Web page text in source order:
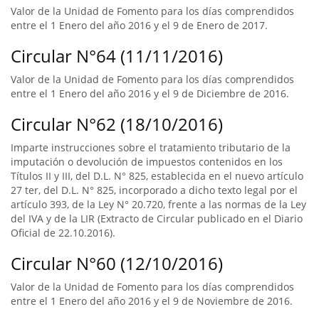
Valor de la Unidad de Fomento para los días comprendidos
entre el 1 Enero del año 2016 y el 9 de Enero de 2017.
Circular N°64 (11/11/2016)
Valor de la Unidad de Fomento para los días comprendidos
entre el 1 Enero del año 2016 y el 9 de Diciembre de 2016.
Circular N°62 (18/10/2016)
Imparte instrucciones sobre el tratamiento tributario de la
imputación o devolución de impuestos contenidos en los
Títulos II y III, del D.L. N° 825, establecida en el nuevo artículo
27 ter, del D.L. N° 825, incorporado a dicho texto legal por el
artículo 393, de la Ley N° 20.720, frente a las normas de la Ley
del IVA y de la LIR (Extracto de Circular publicado en el Diario
Oficial de 22.10.2016).
Circular N°60 (12/10/2016)
Valor de la Unidad de Fomento para los días comprendidos
entre el 1 Enero del año 2016 y el 9 de Noviembre de 2016.